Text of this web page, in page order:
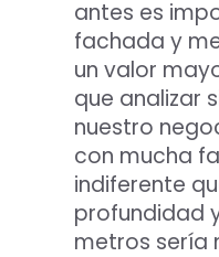
antes es
fachada y
un valor
que analizar
nuestro
con mucha
indiferente
profundidad
metros sería